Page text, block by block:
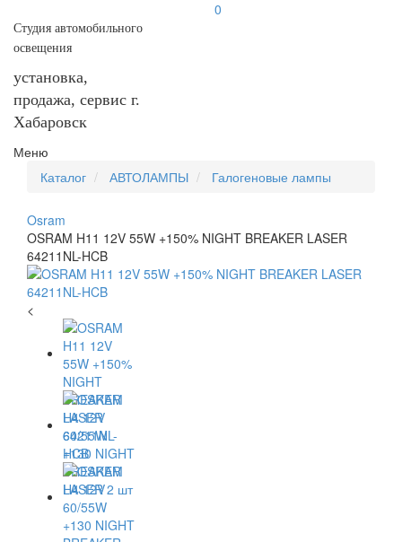
Студия автомобильного
освещения
установка,
продажа, сервис г.
Хабаровск
0
Меню
Каталог
АВТОЛАМПЫ Галогеновые лампы
Osram
OSRAM H11 12V 55W +150% NIGHT BREAKER LASER
64211NL-HCB
<